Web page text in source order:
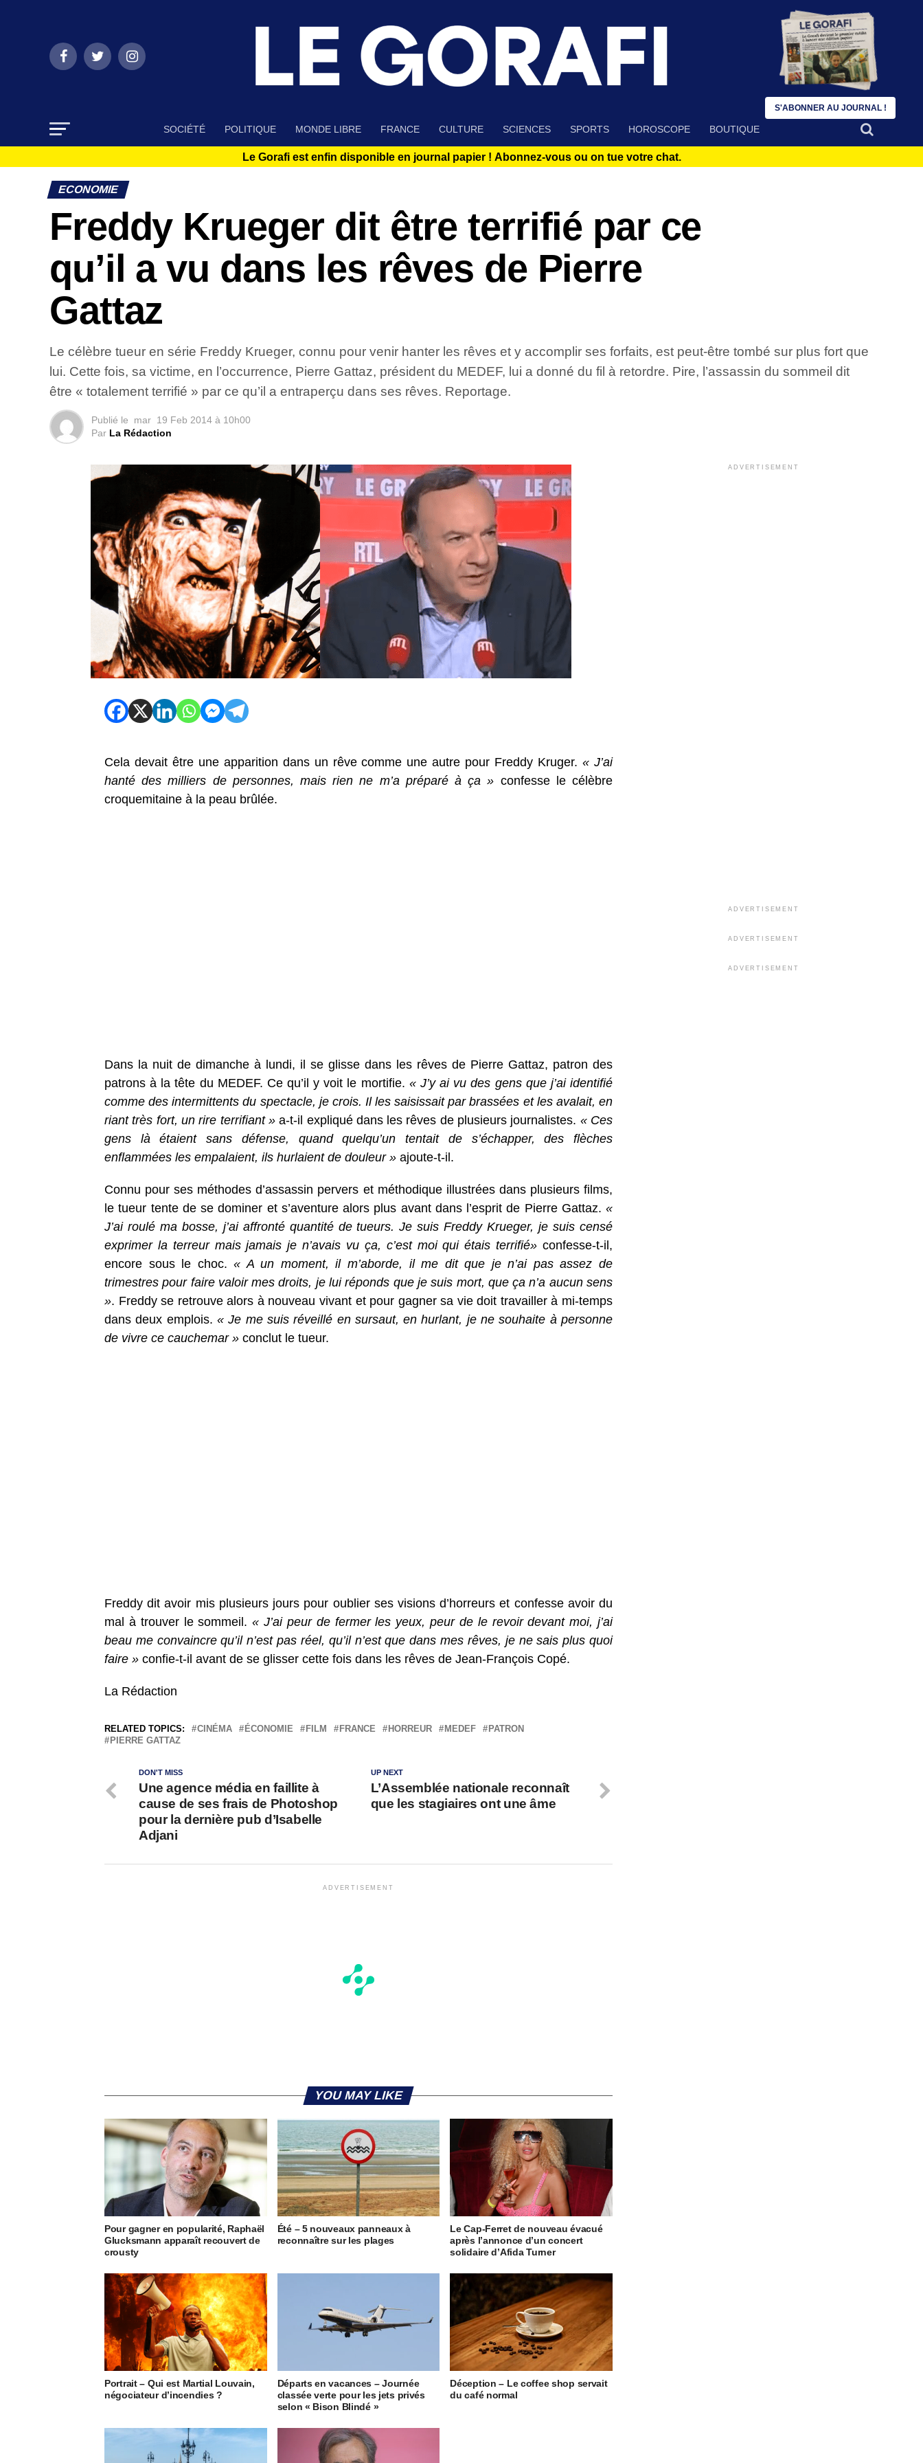
SOCIÉTÉ POLITIQUE MONDE LIBRE FRANCE CULTURE SCIENCES SPORTS HOROSCOPE BOUTIQUE
Le Gorafi est enfin disponible en journal papier ! Abonnez-vous ou on tue votre chat.
ECONOMIE
Freddy Krueger dit être terrifié par ce
qu’il a vu dans les rêves de Pierre
Gattaz
Le célèbre tueur en série Freddy Krueger, connu pour venir hanter les rêves et y accomplir ses forfaits, est peut-être tombé sur plus fort que
lui. Cette fois, sa victime, en l’occurrence, Pierre Gattaz, président du MEDEF, lui a donné du fil à retordre. Pire, l’assassin du sommeil dit
être « totalement terrifié » par ce qu’il a entraperçu dans ses rêves. Reportage.
Publié le mar 19 Feb 2014 à 10h00
Par La Rédaction
Cela devait être une apparition dans un rêve comme une autre pour Freddy Kruger.« J’ai
hanté des milliers de personnes, mais rien ne m’a préparé à ça » confesse le célèbre
croquemitaine à la peau brûlée.
Dans la nuit de dimanche à lundi, il se glisse dans les rêves de Pierre Gattaz, patron des
patrons à la tête du MEDEF. Ce qu’il y voit le mortifie. « J’y ai vu des gens que j’ai identifié
comme des intermittents du spectacle, je crois. Il les saisissait par brassées et les avalait, en
riant très fort, un rire terrifiant »a-t-il expliqué dans les rêves de plusieurs journalistes. « Ces
gens là étaient sans défense, quand quelqu’un tentait de s’échapper, des flèches
enflammées les empalaient, ils hurlaient de douleur » ajoute-t-il.
Connu pour ses méthodes d’assassin pervers et méthodique illustrées dans plusieurs films,
le tueur tente de se dominer et s’aventure alors plus avant dans l’esprit de Pierre Gattaz. «
J’ai roulé ma bosse, j’ai affronté quantité de tueurs. Je suis Freddy Krueger, je suis censé
exprimer la terreur mais jamais je n’avais vu ça, c’est moi qui étais terrifié» confesse-t-il,
encore sous le choc. « A un moment, il m’aborde, il me dit que je n’ai pas assez de
trimestres pour faire valoir mes droits, je lui réponds que je suis mort, que ça n’a aucun sens
». Freddy se retrouve alors à nouveau vivant et pour gagner sa vie doit travailler à mi-temps
dans deux emplois. « Je me suis réveillé en sursaut, en hurlant, je ne souhaite à personne
de vivre ce cauchemar » conclut le tueur.
Freddy dit avoir mis plusieurs jours pour oublier ses visions d’horreurs et confesse avoir du
mal à trouver le sommeil.« J’ai peur de fermer les yeux, peur de le revoir devant moi, j’ai
beau me convaincre qu’il n’est pas réel, qu’il n’est que dans mes rêves, je ne sais plus quoi
faire » confie-t-il avant de se glisser cette fois dans les rêves de Jean-François Copé.
La Rédaction
RELATED TOPICS: CINÉMA ÉCONOMIE FILM FRANCE HORREUR MEDEF
PATRON
PIERRE GATTAZ
UP NEXT
L’Assemblée nationale reconnaît
que les stagiaires ont une âme
DON'T MISS
Une agence média en faillite à
cause de ses frais de Photoshop
pour la dernière pub d’Isabelle
Adjani
ADVERTISEMENT
YOU MAY LIKE
Pour gagner en popularité, Raphaël
Glucksmann apparaît recouvert de
crousty
Été – 5 nouveaux panneaux à
reconnaître sur les plages
Le Cap-Ferret de nouveau évacué
après l’annonce d’un concert
solidaire d’Afida Turner
Portrait – Qui est Martial Louvain,
négociateur d’incendies ?
Départs en vacances – Journée
classée verte pour les jets privés
selon « Bison Blindé »
Déception – Le coffee shop servait
du café normal
ADVERTISEMENT
ADVERTISEMENT
ADVERTISEMENT
ADVERTISEMENT
S'ABONNER AU JOURNAL !